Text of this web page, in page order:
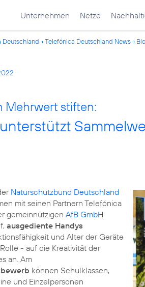
Unternehmen Netze
Deutschland Telefónica Deutschland News
Mehrwert stiften:
Naturschutzbund Deutschland
mit seinen Partnern Telefónica
gemeinnützigen AfB GmbH
ausgediente Handys
und Alter der Geräte
- auf die Kreativität der
an. Am
können Schulklassen,
und Einzelpersonen